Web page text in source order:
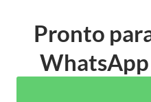
Pronto
WhatsApp